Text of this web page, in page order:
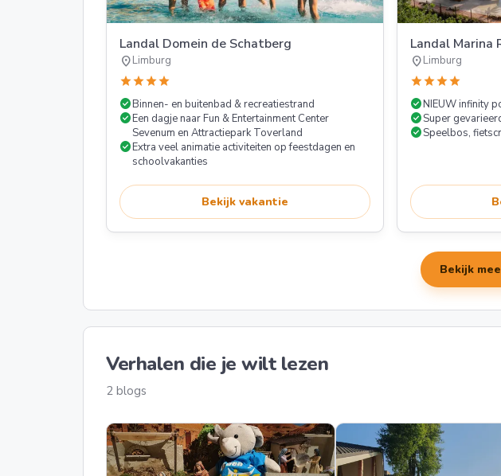
Landal Domein de Schatberg
location_onLimburg
starstarstarstar
check_circleBinnen- en buitenbad & recreatiestrand
check_circleEen dagje naar Fun & Entertainment Center
Sevenum en Attractiepark Toverland
check_circleExtra veel animatie activiteiten op feestdagen en
schoolvakanties
Bekijk vakantie
Landal Marina
location_onLimburg
starstarstarstar
check_circleNIEUW infinity
check_circleSuper
check_circleSpeelbos,
Bekijk
Verhalen die je wilt lezen
2 blogs